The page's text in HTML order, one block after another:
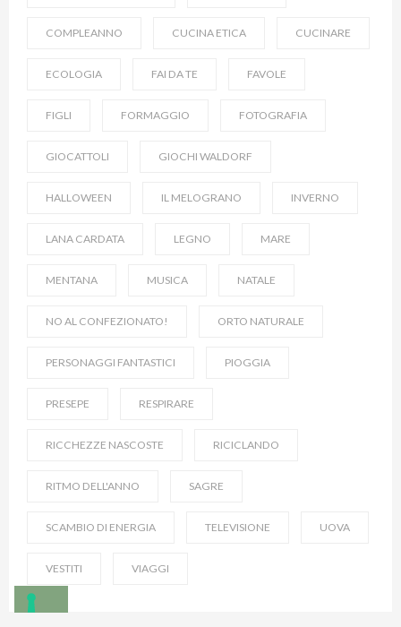
COMPLEANNO CUCINA ETICA CUCINARE
ECOLOGIA FAI DA TE FAVOLE
FIGLI FORMAGGIO FOTOGRAFIA
GIOCATTOLI GIOCHI WALDORF
HALLOWEEN IL MELOGRANO INVERNO
LANA CARDATA LEGNO MARE
MENTANA MUSICA NATALE
NO AL CONFEZIONATO! ORTO NATURALE
PERSONAGGI FANTASTICI PIOGGIA
PRESEPE RESPIRARE
RICCHEZZE NASCOSTE RICICLANDO
RITMO DELL'ANNO SAGRE
SCAMBIO DI ENERGIA TELEVISIONE UOVA
VESTITI VIAGGI